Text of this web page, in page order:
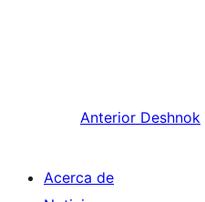
Anterior Deshnok
Acerca de